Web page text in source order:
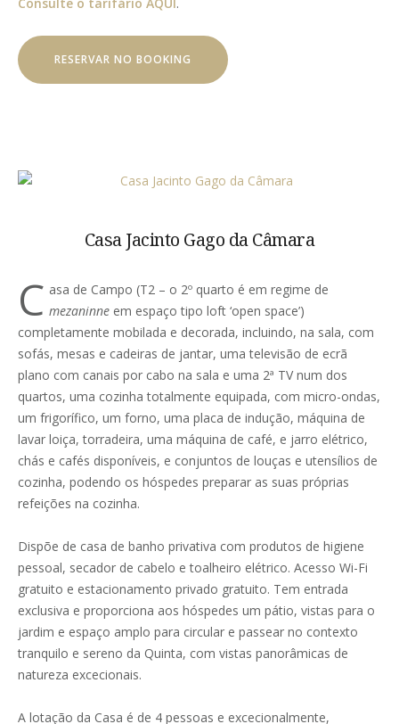
RESERVAR NO BOOKING
Casa Jacinto Gago da Câmara
C asa de Campo (T2 – o 2º quarto é em regime de
mezaninneem espaço tipo loft ‘open space’)
completamente mobilada e decorada, incluindo, na sala, com
sofás, mesas e cadeiras de jantar, uma televisão de ecrã
plano com canais por cabo na sala e uma 2ª TV num dos
quartos, uma cozinha totalmente equipada, com micro-ondas,
um frigorífico, um forno, uma placa de indução, máquina de
lavar loiça, torradeira, uma máquina de café, e jarro elétrico,
chás e cafés disponíveis, e conjuntos de louças e utensílios de
cozinha, podendo os hóspedes preparar as suas próprias
refeições na cozinha.
Dispõe de casa de banho privativa com produtos de higiene
pessoal, secador de cabelo e toalheiro elétrico. Acesso Wi-Fi
gratuito e estacionamento privado gratuito. Tem entrada
exclusiva e proporciona aos hóspedes um pátio, vistas para o
jardim e espaço amplo para circular e passear no contexto
tranquilo e sereno da Quinta, com vistas panorâmicas de
natureza excecionais.
A lotação da Casa é de 4 pessoas e excecionalmente,